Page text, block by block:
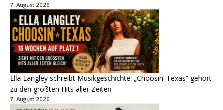
7. August 2026
Ella Langley schreibt Musikgeschichte: „Choosin‘ Texas“ gehört
zu den größten Hits aller Zeiten
7. August 2026